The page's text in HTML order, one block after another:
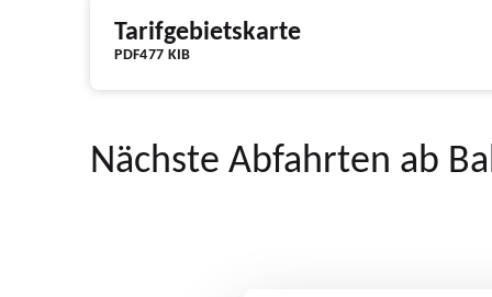
PDF477 KIB
Tarifgebietskarte
Nächste Abfahrten ab